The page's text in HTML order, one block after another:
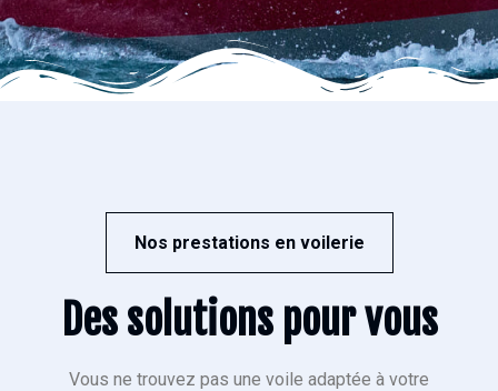
Nos prestations en voilerie
Des solutions pour vous
Vous ne trouvez pas une voile adaptée à votre